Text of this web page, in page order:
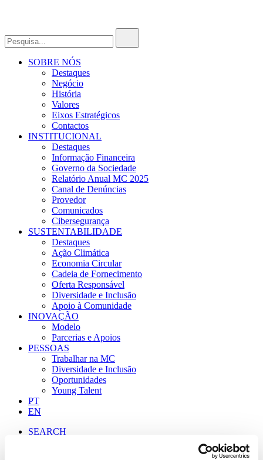
SOBRE NÓS
Destaques
Negócio
História
Valores
Eixos Estratégicos
Contactos
INSTITUCIONAL
Destaques
Informação Financeira
Governo da Sociedade
Relatório Anual MC 2025
Canal de Denúncias
Provedor
Comunicados
Cibersegurança
SUSTENTABILIDADE
Destaques
Ação Climática
Economia Circular
Cadeia de Fornecimento
Oferta Responsável
Diversidade e Inclusão
Apoio à Comunidade
INOVAÇÃO
Modelo
Parcerias e Apoios
PESSOAS
Trabalhar na MC
Diversidade e Inclusão
Oportunidades
Young Talent
PT
EN
SEARCH